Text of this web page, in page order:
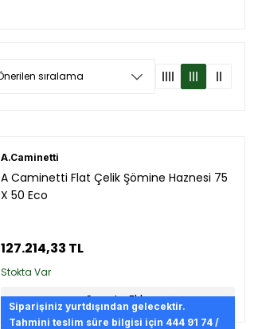
A.Caminetti
A Caminetti Flat Çelik Şömine Haznesi 75
X 50 Eco
127.214,33 TL
Stokta Var
Sepete Ekle
Siparişiniz yurtdışından gelecektir.
Tahmini teslim süre bilgisi için 444 91 74 /